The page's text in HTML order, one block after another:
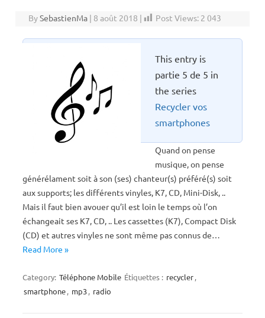
BySebastienMa | 8 août 2018 | Post Views: 2 043
This entry is
partie 5 de 5 in
the series
Recycler vos
smartphones
Quand on pense
musique, on pense
générélament soit à son (ses) chanteur(s) préféré(s) soit
aux supports; les différents vinyles, K7, CD, Mini-Disk, ..
Mais il faut bien avouer qu’il est loin le temps où l’on
échangeait ses K7, CD, .. Les cassettes (K7), Compact Disk
(CD) et autres vinyles ne sont même pas connus de…
Read More »
Category: Téléphone Mobile Étiquettes : recycler,
smartphone, mp3, radio